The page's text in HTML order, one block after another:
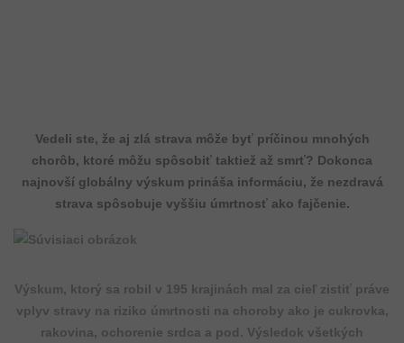
Vedeli ste, že aj zlá strava môže byť príčinou mnohých
chorôb, ktoré môžu spôsobiť taktiež až smrť? Dokonca
najnovší globálny výskum prináša informáciu, že nezdravá
strava spôsobuje vyššiu úmrtnosť ako fajčenie.
Výskum, ktorý sa robil v 195 krajinách mal za cieľ zistiť práve
vplyv stravy na riziko úmrtnosti na choroby ako je cukrovka,
rakovina, ochorenie srdca a pod. Výsledok všetkých